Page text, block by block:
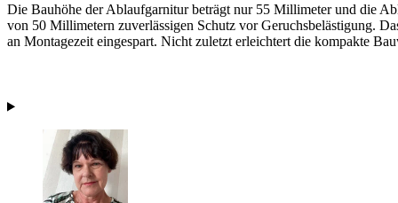
Die Bauhöhe der Ablaufgarnitur beträgt nur 55 Millimeter und die
von 50 Millimetern zuverlässigen Schutz vor Geruchsbelästigung.
an Montagezeit eingespart. Nicht zuletzt erleichtert die kompakte